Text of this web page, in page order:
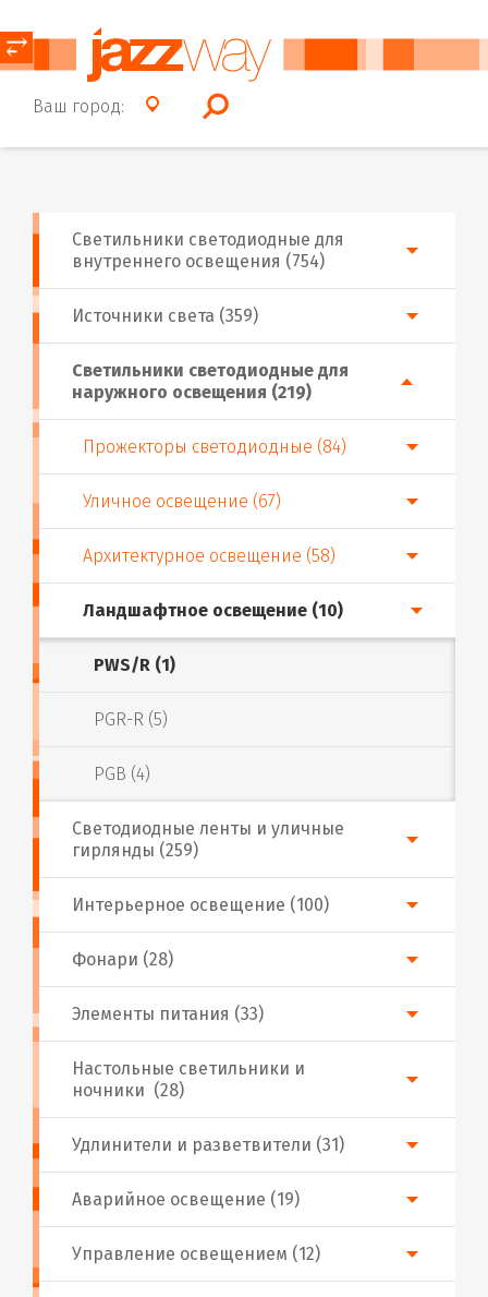
Ваш город:
⥂
Фонари (28)
Аварийное освещение (19)
Настольные светильники и
ночники (28)
Интерьерное освещение (100)
Источники света (359)
Светодиодные ленты и уличные
гирлянды (259)
Светильники светодиодные для
внутреннего освещения (754)
Светильники светодиодные для
наружного освещения (219)
Прожекторы светодиодные (84)
Уличное освещение (67)
Архитектурное освещение (58)
Ландшафтное освещение (10)
PWS/R (1)
PGR-R (5)
PGB (4)
Удлинители и разветвители (31)
Управление освещением (12)
Элементы питания (33)